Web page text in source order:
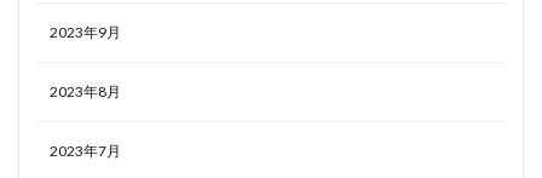
2023年9月
2023年8月
2023年7月